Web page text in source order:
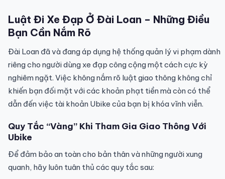
Luật Đi Xe Đạp Ở Đài Loan – Những Điều
Bạn Cần Nắm Rõ
Đài Loan đã và đang áp dụng hệ thống quản lý vi phạm dành
riêng cho người dùng xe đạp công cộng một cách cực kỳ
nghiêm ngặt. Việc không nắm rõ luật giao thông không chỉ
khiến bạn đối mặt với các khoản phạt tiền mà còn có thể
dẫn đến việc tài khoản Ubike của bạn bị khóa vĩnh viễn.
Quy Tắc “Vàng” Khi Tham Gia Giao Thông Với
Ubike
Để đảm bảo an toàn cho bản thân và những người xung
quanh, hãy luôn tuân thủ các quy tắc sau: